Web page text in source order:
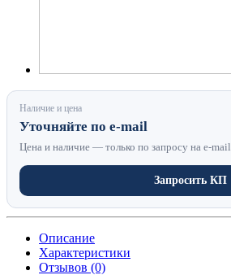
Наличие и цена
Уточняйте по e-mail
Цена и наличие — только по запросу на e-mail
Запросить КП
Описание
Характеристики
Отзывов (0)